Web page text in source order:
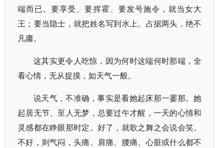
端而已。要享受、要挥霍、要发号施令，就当女大
王；要当隐士，就把姓名写到水上。占据两头，绝不
凡庸。
这其实更令人吃惊，因为何时这端何时那端，全
看心情，无从捉摸，如天气一般。
说天气，不准确，事实是看她起床那一霎那。她
起居无节、至人无梦，总要过午才醒，一天的心情和
灵感都在睁眼那时定。好了，就歌之舞之会说会笑。
不好，则气闷，头痛、肩痛、腰痛、心脏或什么都不